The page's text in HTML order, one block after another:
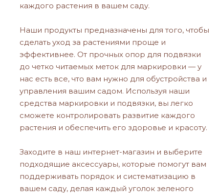
каждого растения в вашем саду.
Наши продукты предназначены для того, чтобы
сделать уход за растениями проще и
эффективнее. От прочных опор для подвязки
до четко читаемых меток для маркировки — у
нас есть все, что вам нужно для обустройства и
управления вашим садом. Используя наши
средства маркировки и подвязки, вы легко
сможете контролировать развитие каждого
растения и обеспечить его здоровье и красоту.
Заходите в наш интернет-магазин и выберите
подходящие аксессуары, которые помогут вам
поддерживать порядок и систематизацию в
вашем саду, делая каждый уголок зеленого